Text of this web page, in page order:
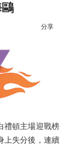
分享
頓主場迎戰榜
上失分後，連續